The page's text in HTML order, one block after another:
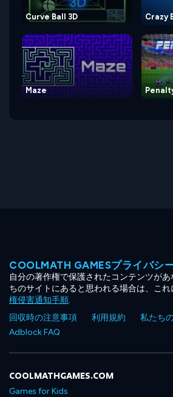
Curve Ball 3D Crazy
Maze
COOLMATH GAMESプライバシ
自分の著作権で保護されたコンテンツが
ちのサイトにあると思われる場合は、こ
権侵害通知手順.
回収時の注意事項
利用規約
私たち
Adblock FAQ
COOLMATHGAMES.COM
Games for Kids